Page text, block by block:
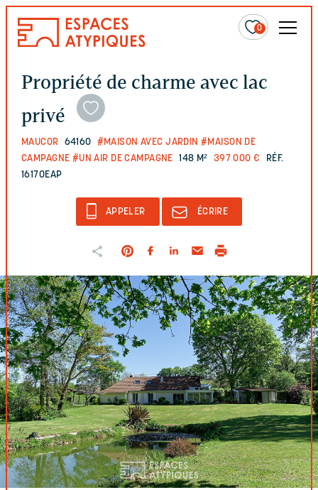
0
Propriété de charme avec lac
privé
MAUCOR 64160 #MAISON AVEC JARDIN #MAISON DE
CAMPAGNE #UN AIR DE CAMPAGNE 148 M² 397 000 €
RÉF.
16170EAP
APPELER ÉCRIRE